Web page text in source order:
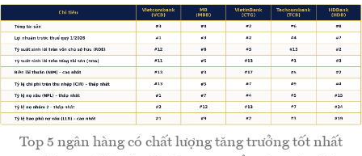
Top 5 ngân hàng có chất lượng tăng trưởng tốt nhất